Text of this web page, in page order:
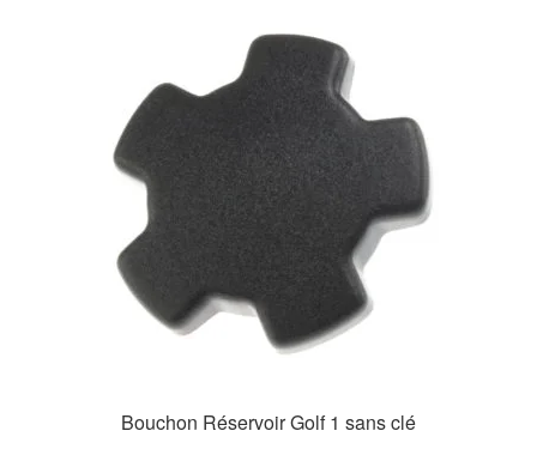
Bouchon Réservoir Golf 1 sans clé